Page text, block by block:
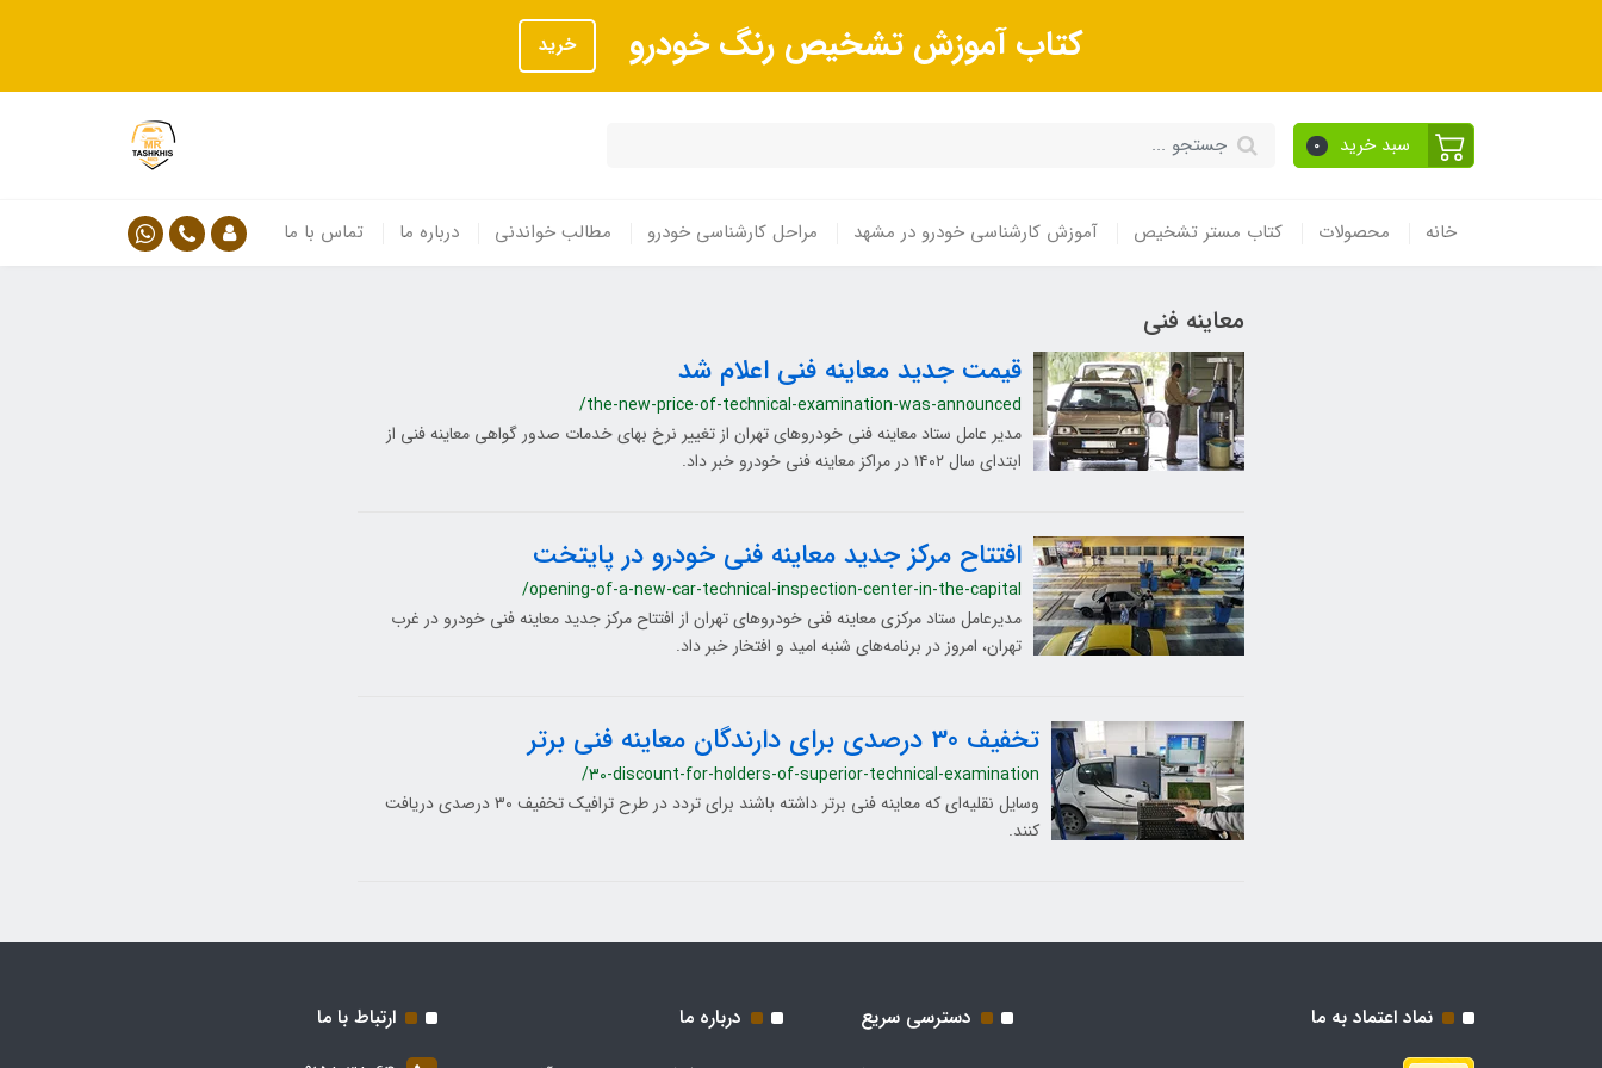
کتاب آموزش تشخیص رنگ خودرو خرید
سبد خرید 0
خانه محصولات کتاب مستر تشخیص آموزش کارشناسی خودرو در مشهد مراحل کارشناسی خودرو مطالب خواندنی درباره ما تماس با ما
معاینه فنی
قیمت جدید معاینه فنی اعلام شد
/the-new-price-of-technical-examination-was-announced
مدیر عامل ستاد معاینه فنی خودروهای تهران از تغییر نرخ بهای خدمات صدور گواهی معاینه فنی از
ابتدای سال ۱۴۰۲ در مراکز معاینه فنی خودرو خبر داد.
افتتاح مرکز جدید معاینه فنی خودرو در پایتخت
/opening-of-a-new-car-technical-inspection-center-in-the-capital
مدیرعامل ستاد مرکزی معاینه فنی خودروهای تهران از افتتاح مرکز جدید معاینه فنی خودرو در غرب
تهران، امروز در برنامه‌های شنبه امید و افتخار خبر داد.
تخفیف 30 درصدی برای دارندگان معاینه فنی برتر
/30-discount-for-holders-of-superior-technical-examination
وسایل نقلیه‌ای که معاینه فنی برتر داشته باشند برای تردد در طرح ترافیک تخفیف 30 درصدی دریافت
کنند.
نماد اعتماد به ما دسترسی سریع درباره ما ارتباط با ما